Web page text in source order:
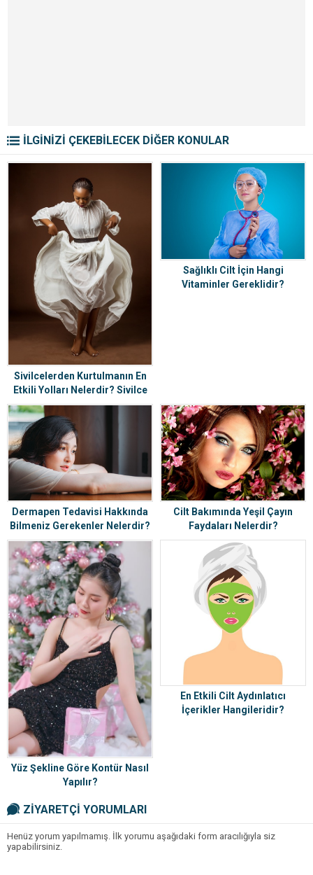
İLGİNİZİ ÇEKEBİLECEK DİĞER KONULAR
Sivilcelerden Kurtulmanın En
Etkili Yolları Nelerdir? Sivilce
Nedenleri ve Çözümleri
Sağlıklı Cilt İçin Hangi
Vitaminler Gereklidir?
Dermapen Tedavisi Hakkında
Bilmeniz Gerekenler Nelerdir?
Cilt Bakımında Yeşil Çayın
Faydaları Nelerdir?
Yüz Şekline Göre Kontür Nasıl
Yapılır?
En Etkili Cilt Aydınlatıcı
İçerikler Hangileridir?
ZİYARETÇİ YORUMLARI
Henüz yorum yapılmamış. İlk yorumu aşağıdaki form aracılığıyla siz
yapabilirsiniz.